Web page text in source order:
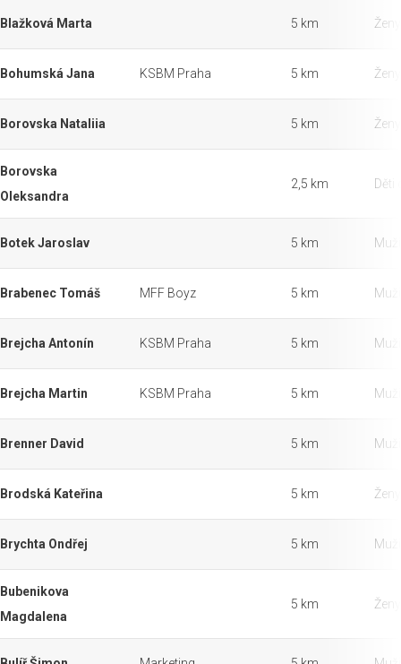
Blažková Marta 5 km Ženy
Bohumská Jana KSBM Praha 5 km Ženy
Borovska Nataliia 5 km Ženy
Borovska
Oleksandra
2,5 km Děti
Botek Jaroslav 5 km Muži
Brabenec Tomáš MFF Boyz 5 km Muži
Brejcha Antonín KSBM Praha 5 km Muži
Brejcha Martin KSBM Praha 5 km Muži
Brenner David 5 km Muži
Brodská Kateřina 5 km Ženy
Brychta Ondřej 5 km Muži
Bubenikova
Magdalena
5 km Ženy